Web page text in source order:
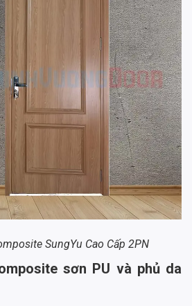
SungYu Cao Cấp 2PN
sơn PU và phủ da